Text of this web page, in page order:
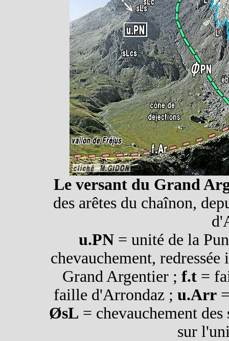
Le versant du Grand
des arêtes du chaînon,
u.PN = unité de la
chevauchement,
Grand Argentier ;f.t =
faille d'Arrondaz ; u.Arr
ØsL = chevauchement
sur